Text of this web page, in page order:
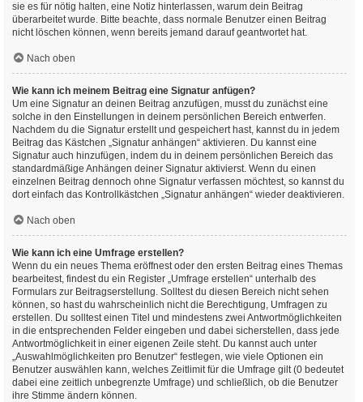
sie es für nötig halten, eine Notiz hinterlassen, warum dein Beitrag
überarbeitet wurde. Bitte beachte, dass normale Benutzer einen Beitrag
nicht löschen können, wenn bereits jemand darauf geantwortet hat.
Nach oben
Wie kann ich meinem Beitrag eine Signatur anfügen?
Um eine Signatur an deinen Beitrag anzufügen, musst du zunächst eine
solche in den Einstellungen in deinem persönlichen Bereich entwerfen.
Nachdem du die Signatur erstellt und gespeichert hast, kannst du in jedem
Beitrag das Kästchen „Signatur anhängen“ aktivieren. Du kannst eine
Signatur auch hinzufügen, indem du in deinem persönlichen Bereich das
standardmäßige Anhängen deiner Signatur aktivierst. Wenn du einen
einzelnen Beitrag dennoch ohne Signatur verfassen möchtest, so kannst du
dort einfach das Kontrollkästchen „Signatur anhängen“ wieder deaktivieren.
Nach oben
Wie kann ich eine Umfrage erstellen?
Wenn du ein neues Thema eröffnest oder den ersten Beitrag eines Themas
bearbeitest, findest du ein Register „Umfrage erstellen“ unterhalb des
Formulars zur Beitragserstellung. Solltest du diesen Bereich nicht sehen
können, so hast du wahrscheinlich nicht die Berechtigung, Umfragen zu
erstellen. Du solltest einen Titel und mindestens zwei Antwortmöglichkeiten
in die entsprechenden Felder eingeben und dabei sicherstellen, dass jede
Antwortmöglichkeit in einer eigenen Zeile steht. Du kannst auch unter
„Auswahlmöglichkeiten pro Benutzer“ festlegen, wie viele Optionen ein
Benutzer auswählen kann, welches Zeitlimit für die Umfrage gilt (0 bedeutet
dabei eine zeitlich unbegrenzte Umfrage) und schließlich, ob die Benutzer
ihre Stimme ändern können.